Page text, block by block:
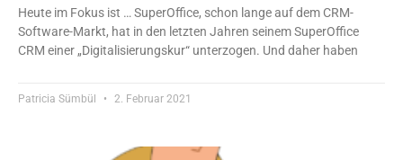
Heute im Fokus ist … SuperOffice, schon lange auf dem CRM-
Software-Markt, hat in den letzten Jahren seinem SuperOffice
CRM einer „Digitalisierungskur“ unterzogen. Und daher haben
Patricia Sümbül 2. Februar 2021